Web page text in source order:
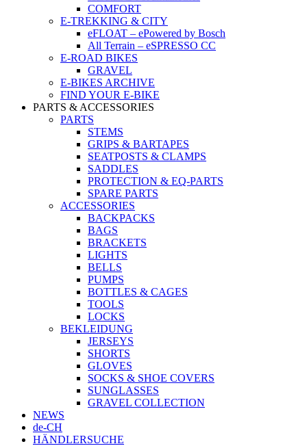
COMFORT
E-TREKKING & CITY
eFLOAT – ePowered by Bosch
All Terrain – eSPRESSO CC
E-ROAD BIKES
GRAVEL
E-BIKES ARCHIVE
FIND YOUR E-BIKE
PARTS & ACCESSORIES
PARTS
STEMS
GRIPS & BARTAPES
SEATPOSTS & CLAMPS
SADDLES
PROTECTION & EQ-PARTS
SPARE PARTS
ACCESSORIES
BACKPACKS
BAGS
BRACKETS
LIGHTS
BELLS
PUMPS
BOTTLES & CAGES
TOOLS
LOCKS
BEKLEIDUNG
JERSEYS
SHORTS
GLOVES
SOCKS & SHOE COVERS
SUNGLASSES
GRAVEL COLLECTION
NEWS
de-CH
HÄNDLERSUCHE